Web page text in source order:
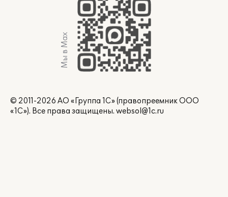
Мы в Max
© 2011-2026 АО «Группа 1С» (правопреемник ООО
«1С»). Все права защищены. websol@1c.ru